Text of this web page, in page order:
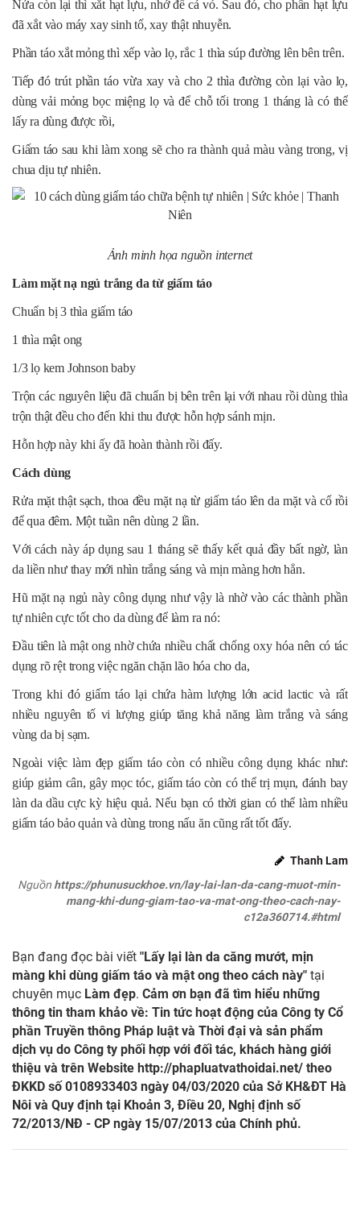
Nửa còn lại thì xắt hạt lựu, nhớ để cả vỏ. Sau đó, cho phần hạt lựu
đã xắt vào máy xay sinh tố, xay thật nhuyễn.
Phần táo xắt mỏng thì xếp vào lọ, rắc 1 thìa súp đường lên bên trên.
Tiếp đó trút phần táo vừa xay và cho 2 thìa đường còn lại vào lọ,
dùng vải mỏng bọc miệng lọ và để chỗ tối trong 1 tháng là có thể
lấy ra dùng được rồi,
Giấm táo sau khi làm xong sẽ cho ra thành quả màu vàng trong, vị
chua dịu tự nhiên.
Ảnh minh họa nguồn internet
Làm mặt nạ ngủ trắng da từ giấm táo
Chuẩn bị 3 thìa giấm táo
1 thìa mật ong
1/3 lọ kem Johnson baby
Trộn các nguyên liệu đã chuẩn bị bên trên lại với nhau rồi dùng thìa
trộn thật đều cho đến khi thu được hỗn hợp sánh mịn.
Hỗn hợp này khi ấy đã hoàn thành rồi đấy.
Cách dùng
Rửa mặt thật sạch, thoa đều mặt nạ từ giấm táo lên da mặt và cổ rồi
để qua đêm. Một tuần nên dùng 2 lần.
Với cách này áp dụng sau 1 tháng sẽ thấy kết quả đầy bất ngờ, làn
da liền như thay mới nhìn trắng sáng và mịn màng hơn hẳn.
Hũ mặt nạ ngủ này công dụng như vậy là nhờ vào các thành phần
tự nhiên cực tốt cho da dùng để làm ra nó:
Đầu tiên là mật ong nhờ chứa nhiều chất chống oxy hóa nên có tác
dụng rõ rệt trong việc ngăn chặn lão hóa cho da,
Trong khi đó giấm táo lại chứa hàm lượng lớn acid lactic và rất
nhiều nguyên tố vi lượng giúp tăng khả năng làm trắng và sáng
vùng da bị sạm.
Ngoài việc làm đẹp giấm táo còn có nhiều công dụng khác như:
giúp giảm cân, gây mọc tóc, giấm táo còn có thể trị mụn, đánh bay
làn da dầu cực kỳ hiệu quả. Nếu bạn có thời gian có thể làm nhiều
giấm táo bảo quản và dùng trong nấu ăn cũng rất tốt đấy.
Thanh Lam
Nguồn https://phunusuckhoe.vn/lay-lai-lan-da-cang-muot-min-
mang-khi-dung-giam-tao-va-mat-ong-theo-cach-nay-
c12a360714.#html
Bạn đang đọc bài viết "Lấy lại làn da căng mướt, mịn
màng khi dùng giấm táo và mật ong theo cách này" tại
chuyên mục Làm đẹp. Cảm ơn bạn đã tìm hiểu những
thông tin tham khảo về: Tin tức hoạt động của Công ty Cổ
phần Truyền thông Pháp luật và Thời đại và sản phẩm
dịch vụ do Công ty phối hợp với đối tác, khách hàng giới
thiệu và trên Website http://phapluatvathoidai.net/ theo
ĐKKD số 0108933403 ngày 04/03/2020 của Sở KH&ĐT Hà
Nôi và Quy định tại Khoản 3, Điều 20, Nghị định số
72/2013/NĐ - CP ngày 15/07/2013 của Chính phủ.